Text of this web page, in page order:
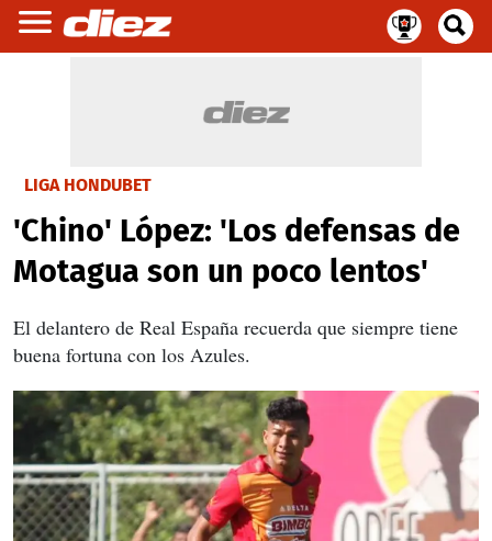
LIGA HONDUBET
'Chino' López: 'Los defensas de
Motagua son un poco lentos'
El delantero de Real España recuerda que siempre tiene
buena fortuna con los Azules.